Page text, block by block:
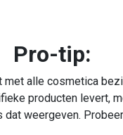
Pro-tip:
met alle cosmetica
producten levert,
dat weergeven.